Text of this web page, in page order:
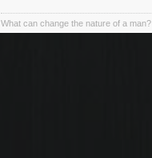
What can change the nature of a man?